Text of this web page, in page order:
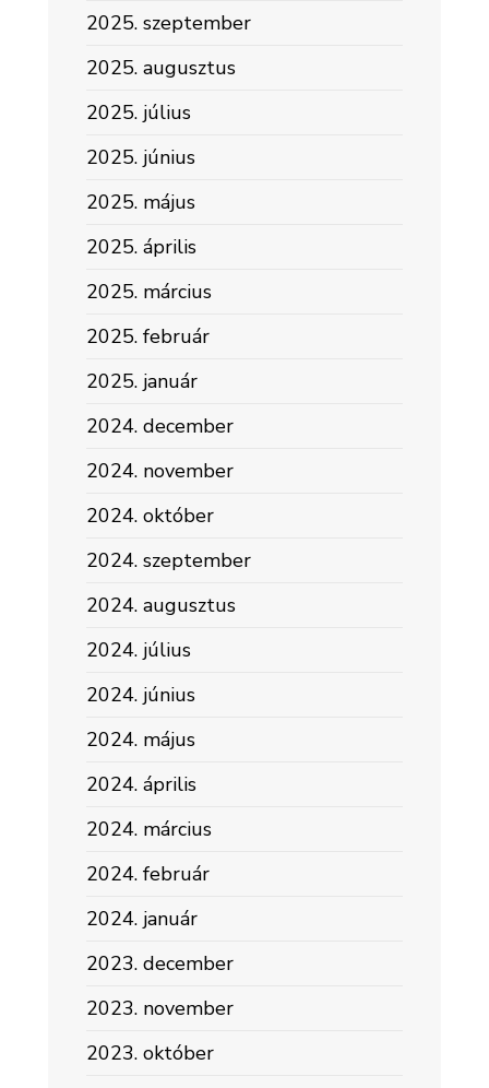
2025. szeptember
2025. augusztus
2025. július
2025. június
2025. május
2025. április
2025. március
2025. február
2025. január
2024. december
2024. november
2024. október
2024. szeptember
2024. augusztus
2024. július
2024. június
2024. május
2024. április
2024. március
2024. február
2024. január
2023. december
2023. november
2023. október